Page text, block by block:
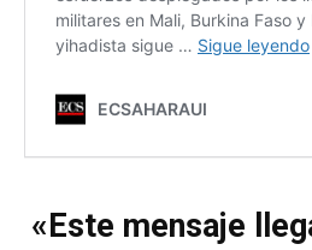
«Este mensaje